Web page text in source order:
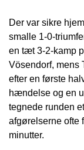
Der var sikre
smalle 1-0-
en tæt 3-2-kamp
Vösendorf, mens
efter en første
hændelse og en
tegnede runden
afgørelserne ofte
minutter.